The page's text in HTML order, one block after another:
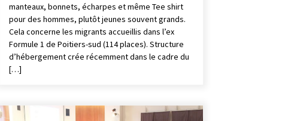
manteaux, bonnets, écharpes et même Tee shirt
pour des hommes, plutôt jeunes souvent grands.
Cela concerne les migrants accueillis dans l’ex
Formule 1 de Poitiers-sud (114 places). Structure
d’hébergement crée récemment dans le cadre du
[…]